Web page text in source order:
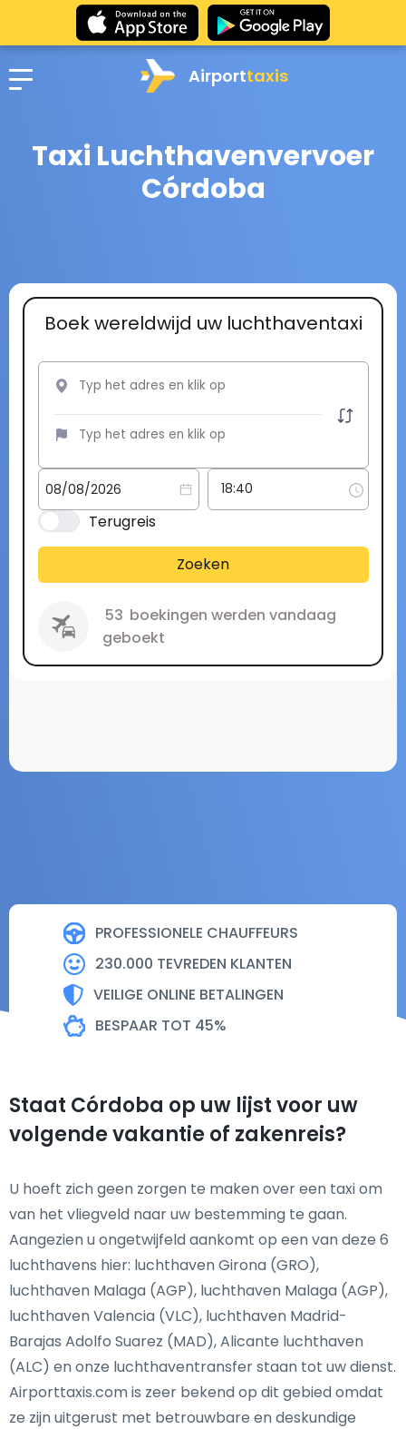
Airporttaxis
Taxi Luchthavenvervoer
Córdoba
PROFESSIONELE CHAUFFEURS
230.000 TEVREDEN KLANTEN
VEILIGE ONLINE BETALINGEN
BESPAAR TOT 45%
Boek wereldwijd uw luchthaventaxi
Terugreis
Zoeken
53 boekingen werden vandaag
geboekt
Staat Córdoba op uw lijst voor uw
volgende vakantie of zakenreis?
U hoeft zich geen zorgen te maken over een taxi om
van het vliegveld naar uw bestemming te gaan.
Aangezien u ongetwijfeld aankomt op een van deze 6
luchthavens hier: luchthaven Girona (GRO),
luchthaven Malaga (AGP), luchthaven Malaga (AGP),
luchthaven Valencia (VLC), luchthaven Madrid-
Barajas Adolfo Suarez (MAD), Alicante luchthaven
(ALC) en onze luchthaventransfer staan tot uw dienst.
Airporttaxis.com is zeer bekend op dit gebied omdat
ze zijn uitgerust met betrouwbare en deskundige